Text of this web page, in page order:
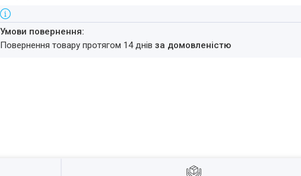
повернення товару протягом 14 днівза домовленістю